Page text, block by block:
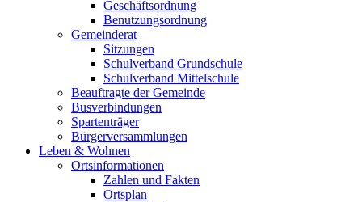
Geschäftsordnung
Benutzungsordnung
Gemeinderat
Sitzungen
Schulverband Grundschule
Schulverband Mittelschule
Beauftragte der Gemeinde
Busverbindungen
Spartenträger
Bürgerversammlungen
Leben & Wohnen
Ortsinformationen
Zahlen und Fakten
Ortsplan